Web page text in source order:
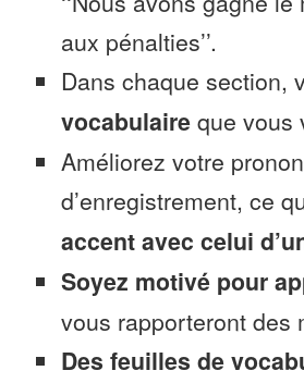
aux pénalties’’.
Dans chaque section,
vocabulaire que vous
Améliorez votre
d’enregistrement, ce
accent avec celui
Soyez motivé pour
vous rapporteront des
Des feuilles de